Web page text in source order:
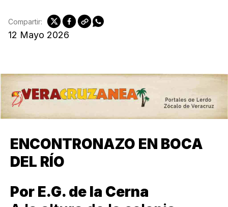
12 Mayo 2026
Compartir:
ENCONTRONAZO EN BOCA
DEL RÍO
Por E.G. de la Cerna